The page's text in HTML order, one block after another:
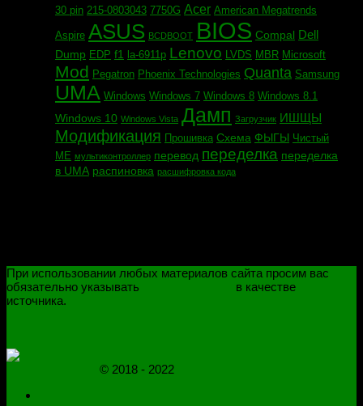
30 pin 215-0803043 7750G Acer American Megatrends
Aspire ASUS BCDBOOT BIOS Compal Dell
Dump EDP f1 la-6911p Lenovo LVDS MBR Microsoft
Mod Pegatron Phoenix Technologies Quanta Samsung
UMA Windows Windows 7 Windows 8 Windows 8.1
Windows 10 Windows Vista Дамп Загрузчик ИШЩЫ
Модификация Прошивка Схема ФЫГЫ Чистый
МЕ мультиконтроллер перевод переделка переделка
в UMA распиновка расшифровка кода
При использовании любых материалов сайта просим вас
обязательно указывать
в качестве
источника.
© 2018 - 2022